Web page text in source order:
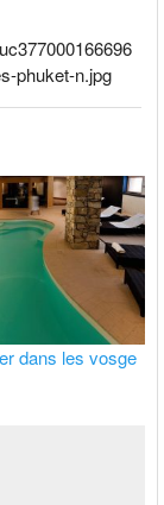
phuket-n.jpg
dans les vosge